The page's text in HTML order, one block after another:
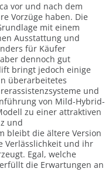
vor und nach dem
Vorzüge haben. Die
mit einem
Ausstattung und
für Käufer
dennoch gut
bringt jedoch einige
überarbeitetes
und
von Mild-Hybrid-
zu einer attraktiven
und
bleibt die ältere Version
Verlässlichkeit und ihr
Egal, welche
die Erwartungen an